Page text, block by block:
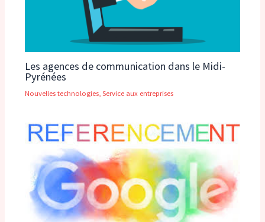
Les agences de communication dans le Midi-
Pyrénées
Nouvelles technologies, Service aux entreprises